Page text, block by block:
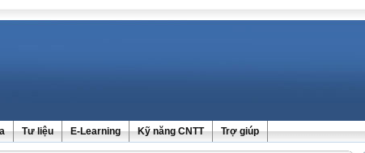
Tư liệu E-Learning Kỹ năng CNTT Trợ giúp